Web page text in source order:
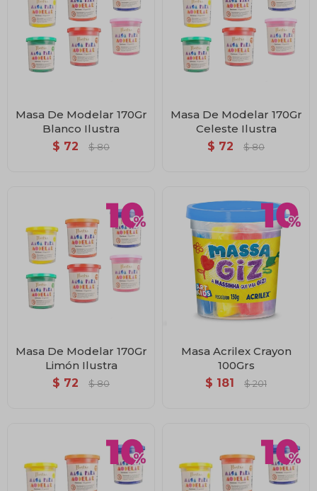
Masa De Modelar 170Gr
Blanco Ilustra
$ 72 $ 80
Masa De Modelar 170Gr
Celeste Ilustra
$ 72 $ 80
Masa De Modelar 170Gr
Limón Ilustra
$ 72 $ 80
Masa Acrilex Crayon
100Grs
$ 181 $ 201